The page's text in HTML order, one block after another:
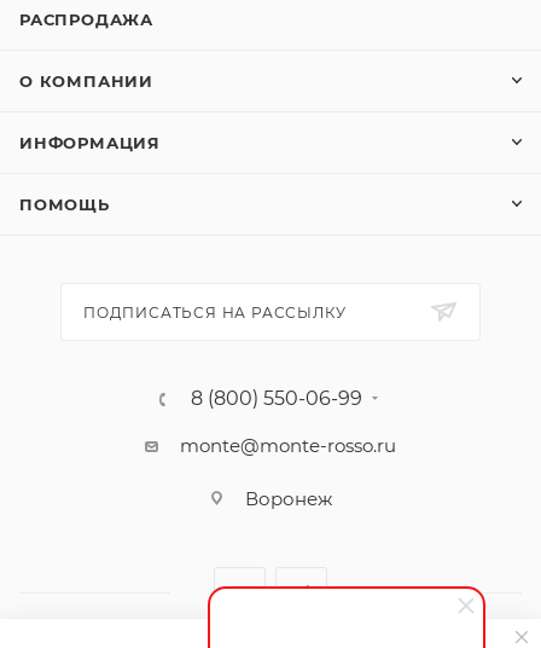
РАСПРОДАЖА
О КОМПАНИИ
ИНФОРМАЦИЯ
ПОМОЩЬ
ПОДПИСАТЬСЯ НА РАССЫЛКУ
8 (800) 550-06-99
monte@monte-rosso.ru
Воронеж